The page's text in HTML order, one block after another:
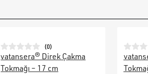
(0)
vatansera® Direk Çakma
Tokmağı – 17 cm